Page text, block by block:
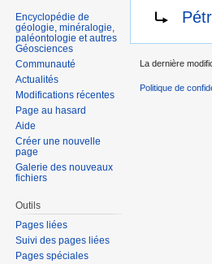
Rediriger
Encyclopédie de
géologie, minéralogie,
paléontologie et autres
Géosciences
Communauté
Actualités
Modifications récentes
Page au hasard
Aide
Créer une nouvelle
page
Galerie des nouveaux
fichiers
Outils
Pages liées
Suivi des pages liées
Pages spéciales
La dernière
Politique de